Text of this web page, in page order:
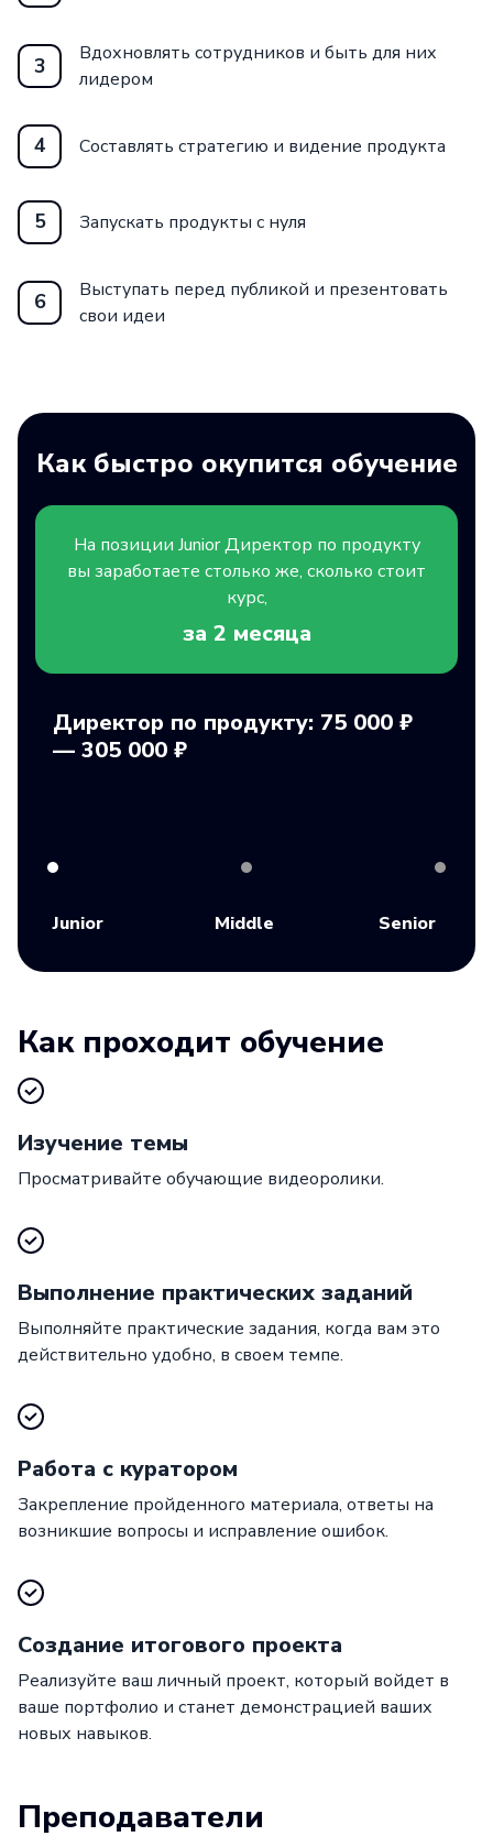
3
Вдохновлять сотрудников и быть для них
лидером
4 Составлять стратегию и видение продукта
5 Запускать продукты с нуля
6
Выступать перед публикой и презентовать
свои идеи
Как быстро окупится обучение
На позиции JuniorДиректор по продукту
вы заработаете столько же, сколько стоит
курс,
за 2 месяца
Директор по продукту: 75 000 ₽
— 305 000 ₽
Junior Middle Senior
Как проходит обучение
Изучение темы
Просматривайте обучающие видеоролики.
Выполнение практических заданий
Выполняйте практические задания, когда вам это
действительно удобно, в своем темпе.
Работа с куратором
Закрепление пройденного материала, ответы на
возникшие вопросы и исправление ошибок.
Создание итогового проекта
Реализуйте ваш личный проект, который войдет в
ваше портфолио и станет демонстрацией ваших
новых навыков.
Преподаватели